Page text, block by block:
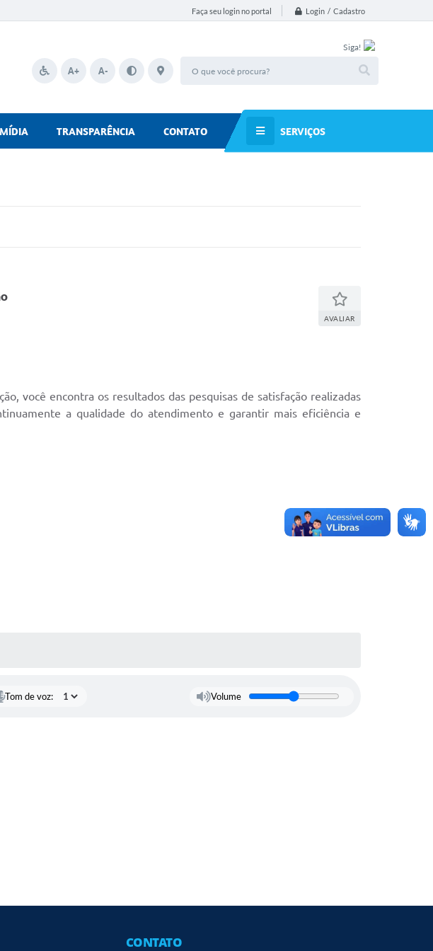
Faça seu login no portal Login / Cadastro
Siga!
A+ A-
TRANSPARÊNCIA CONTATO SERVIÇOS
AVALIAR
você encontra os resultados das pesquisas de satisfação realizadas
a qualidade do atendimento e garantir mais eficiência e
Tom de voz: Volume
CONTATO